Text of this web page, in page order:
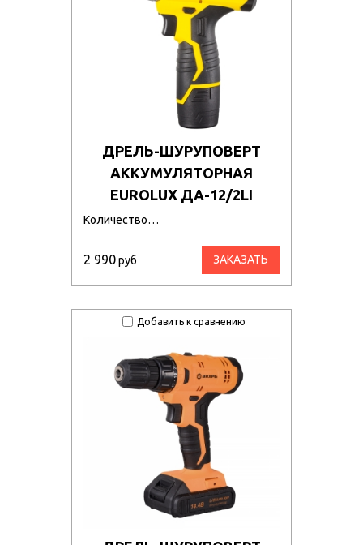
ДРЕЛЬ-ШУРУПОВЕРТ
АККУМУЛЯТОРНАЯ
EUROLUX ДА-12/2LI
Количество…
2 990руб ЗАКАЗАТЬ
Добавить к сравнению